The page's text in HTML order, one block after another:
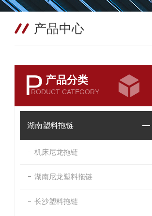
产品中心
P 产品分类
RODUCT CATEGORY
湖南塑料拖链
机床尼龙拖链
湖南尼龙塑料拖链
长沙塑料拖链